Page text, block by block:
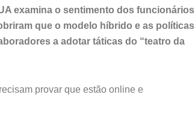
examina o sentimento dos funcionários
que o modelo híbrido e as políticas
a adotar táticas do “teatro da
provar que estão online e